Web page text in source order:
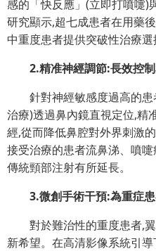
感的「快反應」(立即打噴嚏)
研究顯示,超七成患者在用藥
中重度患者提供突破性治療選
2.精准神經調節:長效控
針對神經敏感度過高的患
治療)透過鼻內鏡直視定位,精
經,從而降低鼻腔對外界刺激
接受治療的患者流鼻涕、噴
傳統頸部注射有所延長。
3.微創手術干預:為重症
對於難治性的重度患者,翼
新希望。在高清影像系統引